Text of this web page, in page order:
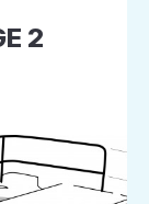
2